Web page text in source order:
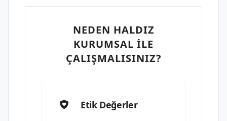
NEDEN HALDIZ
KURUMSAL İLE
ÇALIŞMALISINIZ?
Etik Değerler